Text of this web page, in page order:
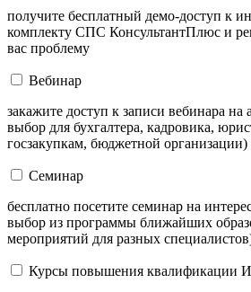
получите бесплатный демо-доступ к
комплекту СПС КонсультантПлюс и
вас проблему
Вебинар
закажите доступ к записи вебинара на
выбор для бухгалтера, кадровика,
госзакупкам, бюджетной организации)
Семинар
бесплатно посетите семинар на
выбор из программы ближайших
мероприятий для разных
Курсы повышения квалификации